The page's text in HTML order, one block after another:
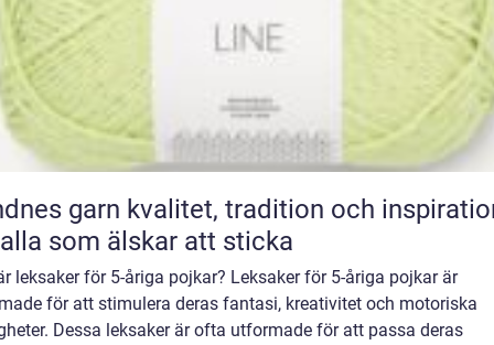
kvalitet, tradition och inspiration
som älskar att sticka
leksaker för 5-åriga pojkar? Leksaker för 5-åriga pojkar är
för att stimulera deras fantasi, kreativitet och motoriska
Dessa leksaker är ofta utformade för att passa deras